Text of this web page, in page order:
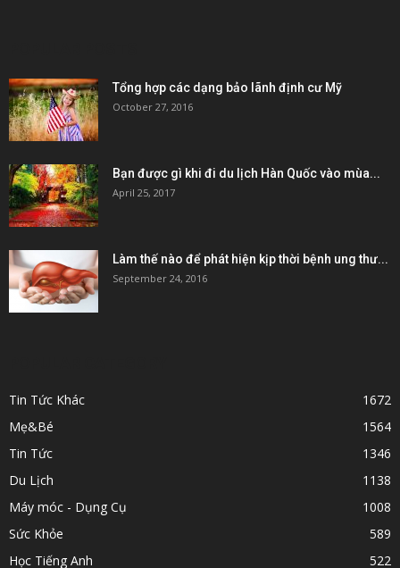
Tổng hợp các dạng bảo lãnh định cư Mỹ
October 27, 2016
Bạn được gì khi đi du lịch Hàn Quốc vào mùa...
April 25, 2017
Làm thế nào để phát hiện kịp thời bệnh ung thư...
September 24, 2016
Tin Tức Khác
1672
Mẹ&Bé
1564
Tin Tức
1346
Du Lịch
1138
Máy móc - Dụng Cụ
1008
Sức Khỏe
589
Học Tiếng Anh
522